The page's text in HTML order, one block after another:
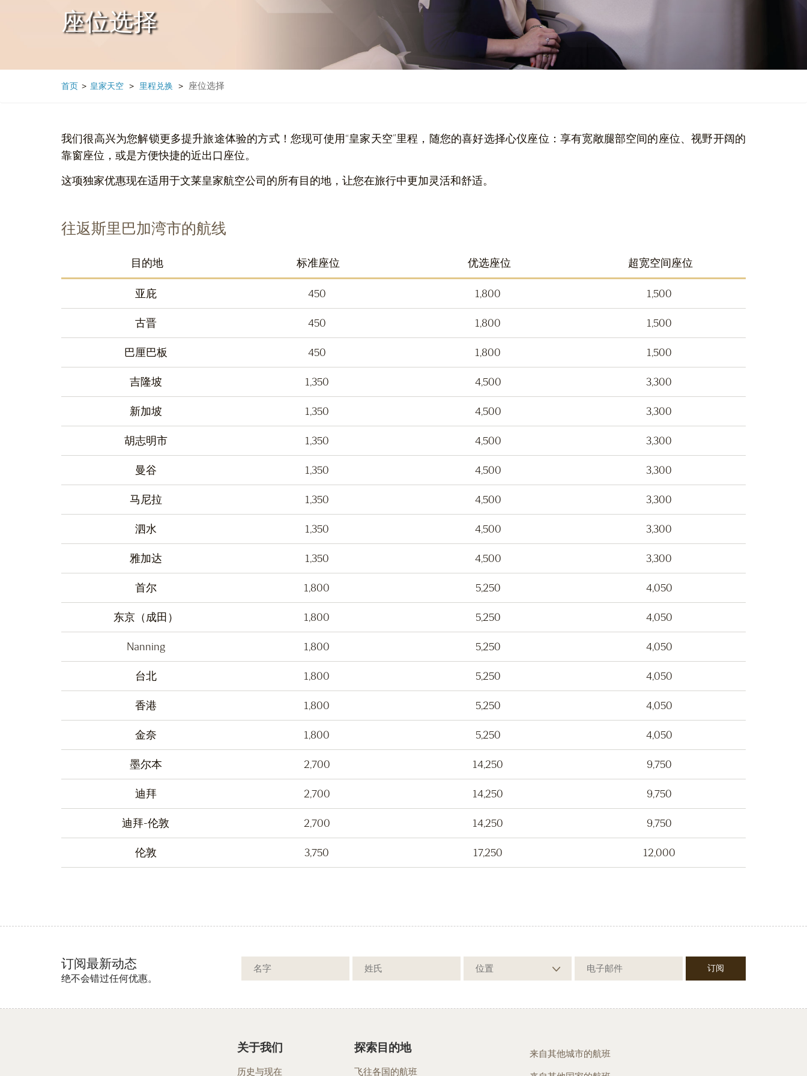
座位选择
首页 > 皇家天空 > 里程兑换 > 座位选择
我们很高兴为您解锁更多提升旅途体验的方式！您现可使用“皇家天空”里程，随您的喜好选择心仪座位：享有宽敞腿部空间的座位、视野开阔的
靠窗座位，或是方便快捷的近出口座位。
这项独家优惠现在适用于文莱皇家航空公司的所有目的地，让您在旅行中更加灵活和舒适。
往返斯里巴加湾市的航线
目的地 标准座位 优选座位 超宽空间座位
亚庇 450 1,800 1,500
古晋 450 1,800 1,500
巴厘巴板 450 1,800 1,500
吉隆坡 1,350 4,500 3,300
新加坡 1,350 4,500 3,300
胡志明市 1,350 4,500 3,300
曼谷 1,350 4,500 3,300
马尼拉 1,350 4,500 3,300
泗水 1,350 4,500 3,300
雅加达 1,350 4,500 3,300
首尔 1,800 5,250 4,050
东京（成田） 1,800 5,250 4,050
Nanning 1,800 5,250 4,050
台北 1,800 5,250 4,050
香港 1,800 5,250 4,050
金奈 1,800 5,250 4,050
墨尔本 2,700 14,250 9,750
迪拜 2,700 14,250 9,750
迪拜-伦敦 2,700 14,250 9,750
伦敦 3,750 17,250 12,000
订阅最新动态
绝不会错过任何优惠。
关于我们
历史与现在
探索目的地
飞往各国的航班
来自其他城市的航班